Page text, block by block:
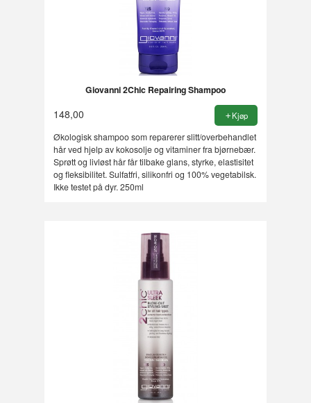
Giovanni 2Chic Repairing Shampoo
148,00 Kjøp
Økologisk shampoo som reparerer slitt/overbehandlet
hår ved hjelp av kokosolje og vitaminer fra bjørnebær.
Sprøtt og livløst hår får tilbake glans, styrke, elastisitet
og fleksibilitet. Sulfatfri, silikonfri og 100% vegetabilsk.
Ikke testet på dyr. 250ml